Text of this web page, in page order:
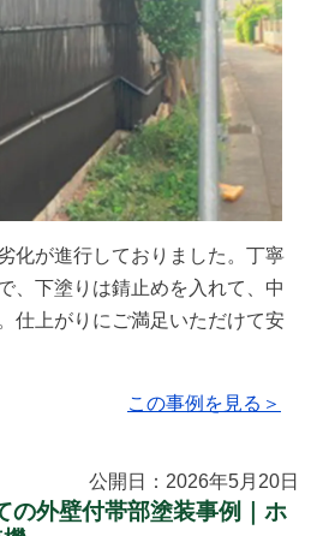
化が進行しておりました。丁寧
、下塗りは錆止めを入れて、中
仕上がりにご満足いただけて安
この事例を見る＞
公開日：2026年5月20日
の外壁付帯部塗装事例｜ホ